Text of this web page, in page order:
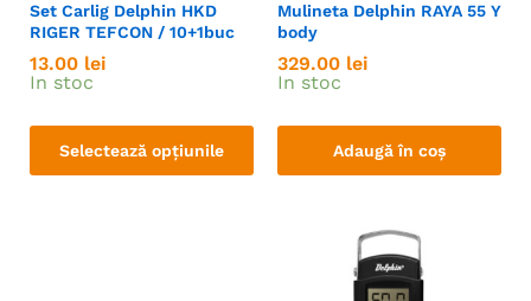
Set Carlig Delphin HKD
RIGER TEFCON / 10+1buc
13.00 lei
In stoc
Selectează opțiunile
Mulineta Delphin RAYA 55 Y
body
329.00 lei
In stoc
Adaugă în coș